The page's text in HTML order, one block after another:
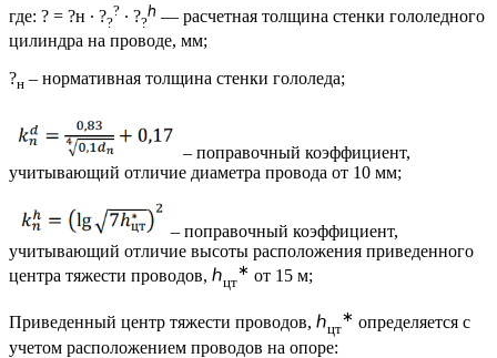
где: ? = ?н ∙ ??
? ∙ ??
ℎ — расчетная толщина стенки гололедного
цилиндра на проводе, мм;
?н – нормативная толщина стенки гололеда;
– поправочный коэффициент,
учитывающий отличие диаметра провода от 10 мм;
– поправочный коэффициент,
учитывающий отличие высоты расположения приведенного
центра тяжести проводов, ℎцт
∗ от 15 м;
Приведенный центр тяжести проводов, ℎцт
∗ определяется с
учетом расположением проводов на опоре: